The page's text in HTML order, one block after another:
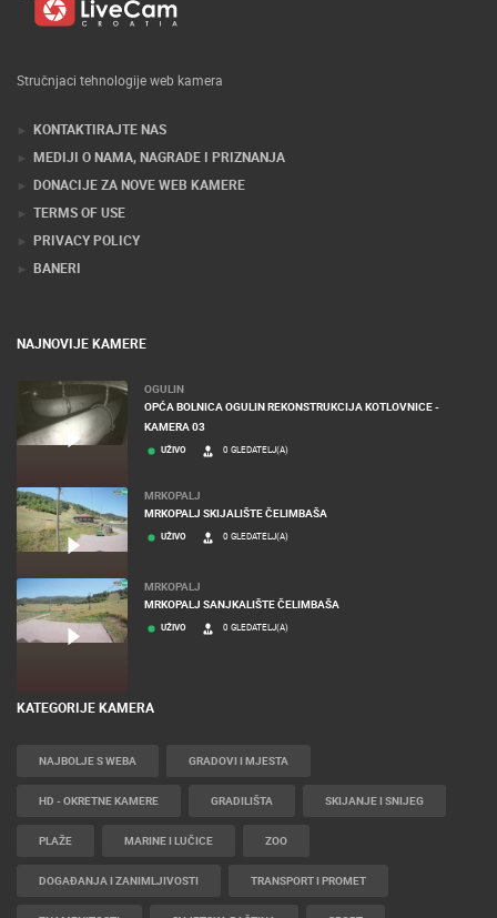
Stručnjaci tehnologije web kamera
KONTAKTIRAJTE NAS
MEDIJI O NAMA, NAGRADE I PRIZNANJA
DONACIJE ZA NOVE WEB KAMERE
TERMS OF USE
PRIVACY POLICY
BANERI
NAJNOVIJE KAMERE
OGULIN
OPĆA BOLNICA OGULIN REKONSTRUKCIJA KOTLOVNICE -
KAMERA 03
UŽIVO 0 GLEDATELJ(A)
MRKOPALJ
MRKOPALJ SKIJALIŠTE ČELIMBAŠA
UŽIVO 0 GLEDATELJ(A)
MRKOPALJ
MRKOPALJ SANJKALIŠTE ČELIMBAŠA
UŽIVO 0 GLEDATELJ(A)
KATEGORIJE KAMERA
NAJBOLJE S WEBA GRADOVI I MJESTA
HD - OKRETNE KAMERE GRADILIŠTA SKIJANJE I SNIJEG
PLAŽE MARINE I LUČICE ZOO
DOGAĐANJA I ZANIMLJIVOSTI TRANSPORT I PROMET